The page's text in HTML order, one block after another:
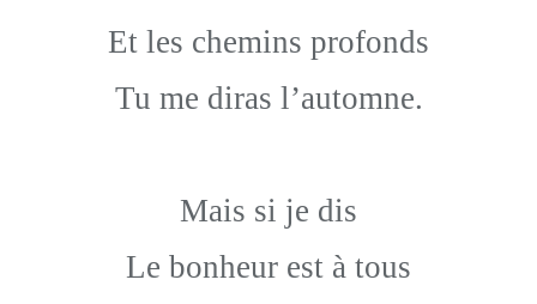
Et les chemins profonds
Tu me diras l’automne.
Mais si je dis
Le bonheur est à tous